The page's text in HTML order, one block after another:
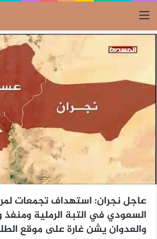
القائمة
عاجل نجران: استهداف تجمعات
السعودي في التبة الرملية
والعدوان يشن غارة على موقع